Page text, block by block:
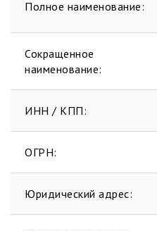
Полное наименование:
Сокращенное
наименование:
ИНН / КПП:
ОГРН:
Юридический адрес: